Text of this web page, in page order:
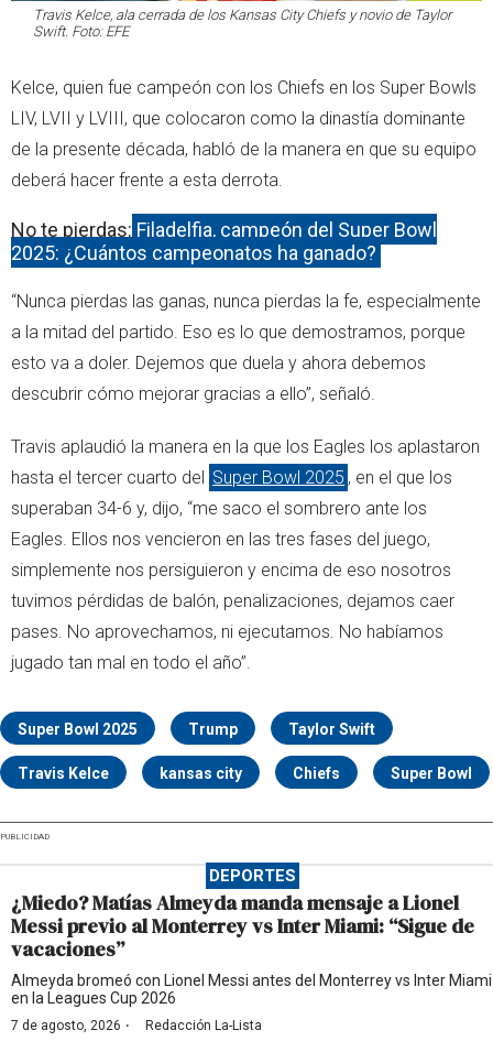
Travis Kelce, ala cerrada de los Kansas City Chiefs y novio de Taylor
Swift. Foto: EFE
Kelce, quien fue campeón con los Chiefs en los Super Bowls
LIV, LVII y LVIII, que colocaron como la dinastía dominante
de la presente década, habló de la manera en que su equipo
deberá hacer frente a esta derrota.
No te pierdas: Filadelfia, campeón del Super Bowl
2025: ¿Cuántos campeonatos ha ganado?
“Nunca pierdas las ganas, nunca pierdas la fe, especialmente
a la mitad del partido. Eso es lo que demostramos, porque
esto va a doler. Dejemos que duela y ahora debemos
descubrir cómo mejorar gracias a ello”, señaló.
Travis aplaudió la manera en la que los Eagles los aplastaron
hasta el tercer cuarto del Super Bowl 2025 , en el que los
superaban 34-6 y, dijo, “me saco el sombrero ante los
Eagles. Ellos nos vencieron en las tres fases del juego,
simplemente nos persiguieron y encima de eso nosotros
tuvimos pérdidas de balón, penalizaciones, dejamos caer
pases. No aprovechamos, ni ejecutamos. No habíamos
jugado tan mal en todo el año”.
Super Bowl 2025 Trump Taylor Swift
Travis Kelce kansas city Chiefs Super Bowl
PUBLICIDAD
DEPORTES
¿Miedo? Matías Almeyda manda mensaje a Lionel
Messi previo al Monterrey vs Inter Miami: “Sigue de
vacaciones”
Almeyda bromeó con Lionel Messi antes del Monterrey vs Inter Miami
en la Leagues Cup 2026
7 de agosto, 2026 · Redacción La-Lista